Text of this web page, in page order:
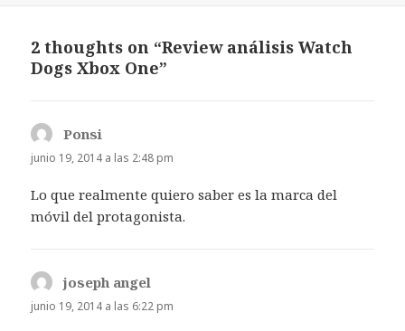
2 thoughts on “Review análisis Watch
Dogs Xbox One”
Ponsi
junio 19, 2014 a las 2:48 pm
Lo que realmente quiero saber es la marca del
móvil del protagonista.
joseph angel
junio 19, 2014 a las 6:22 pm